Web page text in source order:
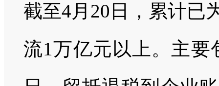
截至4月20日，累计已
流1万亿元以上。主要